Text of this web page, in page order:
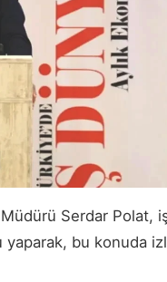
Serdar Polat,
bu konuda